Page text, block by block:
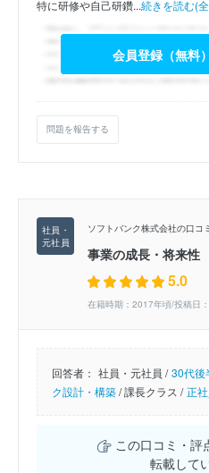
特に研修や自己研鑽...続きを読む(
会員登録（無料
問題を報告する
ソフトバンク株式会社の口コ
事業の成長・将来性
5.0
在籍時期：2017年頃/投稿日
回答者： 社員・元社員 / 30代後
ク設計・構築/課長クラス / 正
この口コミ・評
転載して